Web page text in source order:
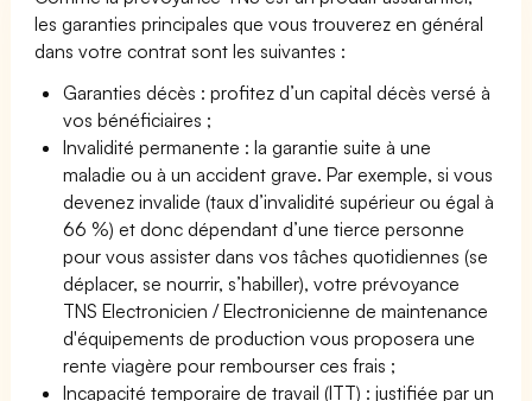
les garanties principales que vous trouverez en général
dans votre contrat sont les suivantes :
Garanties décès : profitez d’un capital décès versé à
vos bénéficiaires ;
Invalidité permanente : la garantie suite à une
maladie ou à un accident grave. Par exemple, si vous
devenez invalide (taux d’invalidité supérieur ou égal à
66 %) et donc dépendant d’une tierce personne
pour vous assister dans vos tâches quotidiennes (se
déplacer, se nourrir, s’habiller), votre prévoyance
TNS Electronicien / Electronicienne de maintenance
d'équipements de production vous proposera une
rente viagère pour rembourser ces frais ;
Incapacité temporaire de travail (ITT) : justifiée par un